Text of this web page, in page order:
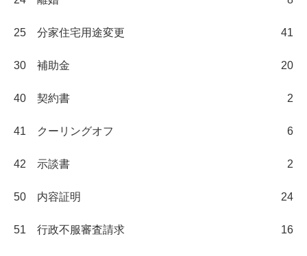
25 分家住宅用途変更 41
30 補助金 20
40 契約書 2
41 クーリングオフ 6
42 示談書 2
50 内容証明 24
51 行政不服審査請求 16